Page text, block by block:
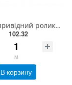
Ланцюг привідний роликовий ПР-9,525-910, ISO 06B-1(5,01м)
102.32
м
В корзину